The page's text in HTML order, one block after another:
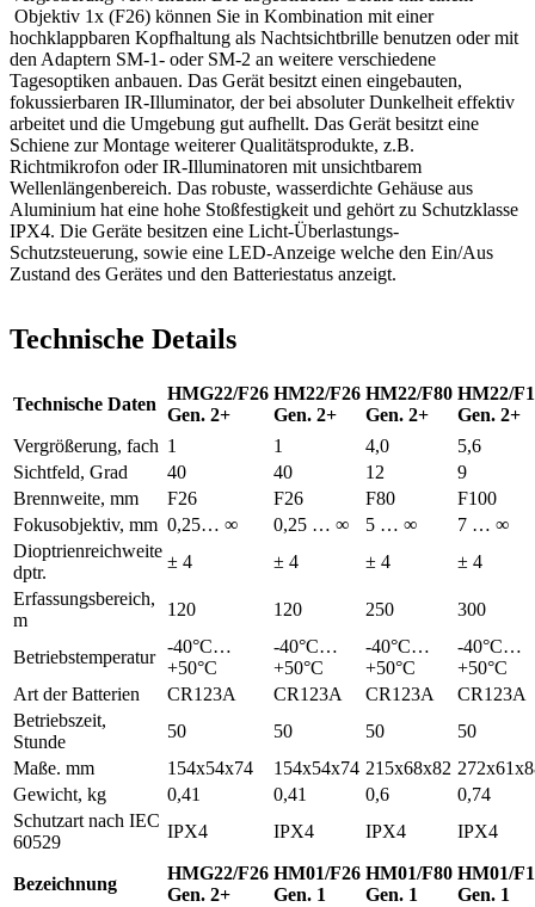
Objektiv 1x (F26) können Sie in Kombination mit einer
hochklappbaren Kopfhaltung als Nachtsichtbrille benutzen oder mit
den Adaptern SM-1- oder SM-2 an weitere verschiedene
Tagesoptiken anbauen. Das Gerät besitzt einen eingebauten,
fokussierbaren IR-Illuminator, der bei absoluter Dunkelheit effektiv
arbeitet und die Umgebung gut aufhellt. Das Gerät besitzt eine
Schiene zur Montage weiterer Qualitätsprodukte, z.B.
Richtmikrofon oder IR-Illuminatoren mit unsichtbarem
Wellenlängenbereich. Das robuste, wasserdichte Gehäuse aus
Aluminium hat eine hohe Stoßfestigkeit und gehört zu Schutzklasse
IPX4. Die Geräte besitzen eine Licht-Überlastungs-
Schutzsteuerung, sowie eine LED-Anzeige welche den Ein/Aus
Zustand des Gerätes und den Batteriestatus anzeigt.
Technische Details
Technische Daten
HMG22/F26
Gen. 2+
HM22/F26
Gen. 2+
HM22/F80
Gen. 2+
HM22/
Gen. 2+
Vergrößerung, fach 1 1 4,0
5,6
Sichtfeld, Grad
40 40 12
9
Brennweite, mm
F26 F26 F80
F100
Fokusobjektiv, mm 0,25… ∞ 0,25 … ∞ 5 … ∞
7 … ∞
Dioptrienreichweite
dptr.
± 4 ± 4 ± 4
± 4
Erfassungsbereich,
m
120 120 250 300
Betriebstemperatur
-40°С…
+50°С
-40°С…
+50°С
-40°С…
+50°С
-40°С…
+50°С
Art der Batterien
CR123A CR123A CR123A
CR123A
Betriebszeit,
Stunde
50 50 50
50
Maße. mm
154x54x74 154x54x74 215x68x82
Gewicht, kg
0,41 0,41 0,6
0,74
Schutzart nach IEC
60529
IPX4 IPX4 IPX4 IPX4
Bezeichnung
HMG22/F26
Gen. 2+
HM01/F26
Gen. 1
HM01/F80
Gen. 1
HM01/
Gen. 1